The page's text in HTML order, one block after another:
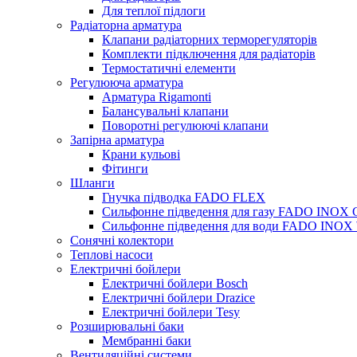
Для теплої підлоги
Радіаторна арматура
Клапани радіаторних терморегуляторів
Комплекти підключення для радіаторів
Термостатичні елементи
Регулююча арматура
Арматура Rigamonti
Балансувальні клапани
Поворотні регулюючі клапани
Запірна арматура
Крани кульові
Фітинги
Шланги
Гнучка підводка FADO FLEX
Сильфонне підведення для газу FADO INOX
Сильфонне підведення для води FADO INOX
Сонячні колектори
Теплові насоси
Електричні бойлери
Електричні бойлери Bosch
Електричні бойлери Drazice
Електричні бойлери Tesy
Розширювальні баки
Мембранні баки